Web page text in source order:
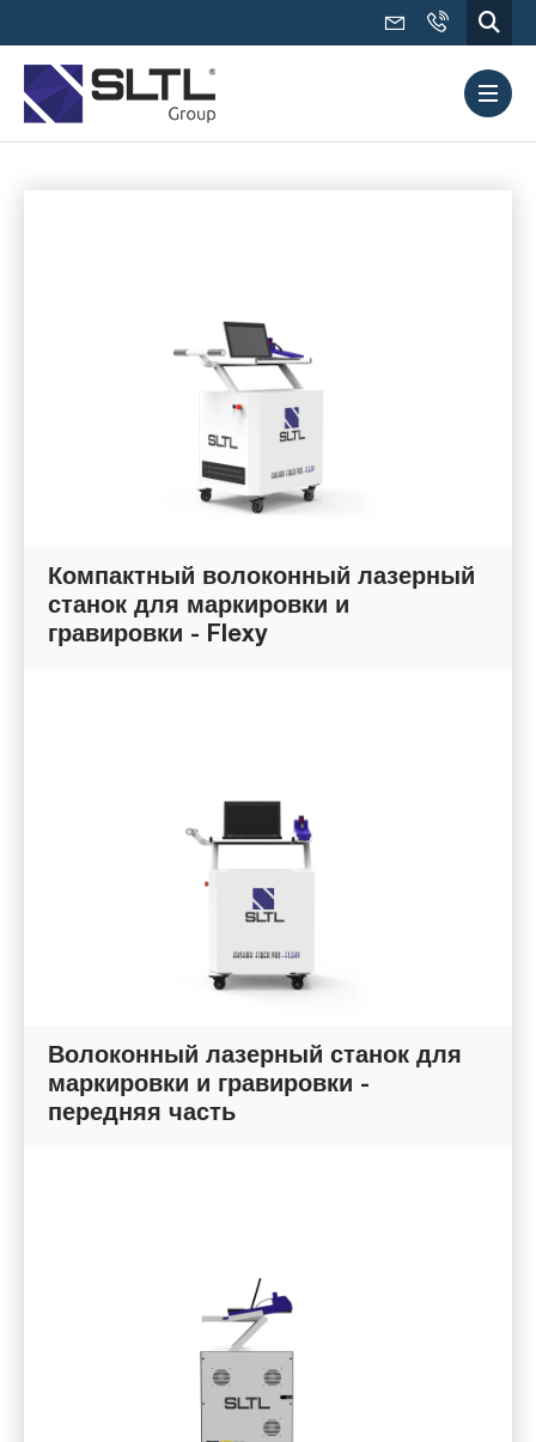
Компактный волоконный лазерный
станок для маркировки и
гравировки - Flexy
Волоконный лазерный станок для
маркировки и гравировки -
передняя часть